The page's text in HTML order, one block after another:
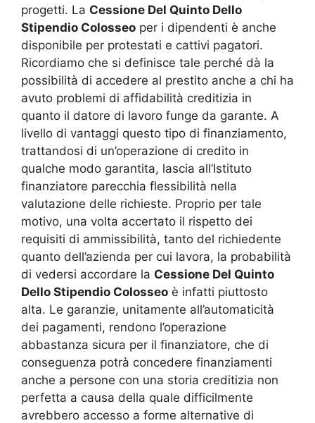
progetti. La Cessione Del Quinto Dello
Stipendio Colosseo per i dipendenti è anche
disponibile per protestati e cattivi pagatori.
Ricordiamo che si definisce tale perché dà la
possibilità di accedere al prestito anche a chi ha
avuto problemi di affidabilità creditizia in
quanto il datore di lavoro funge da garante. A
livello di vantaggi questo tipo di finanziamento,
trattandosi di un’operazione di credito in
qualche modo garantita, lascia all’Istituto
finanziatore parecchia flessibilità nella
valutazione delle richieste. Proprio per tale
motivo, una volta accertato il rispetto dei
requisiti di ammissibilità, tanto del richiedente
quanto dell’azienda per cui lavora, la probabilità
di vedersi accordare la Cessione Del Quinto
Dello Stipendio Colosseo è infatti piuttosto
alta. Le garanzie, unitamente all’automaticità
dei pagamenti, rendono l’operazione
abbastanza sicura per il finanziatore, che di
conseguenza potrà concedere finanziamenti
anche a persone con una storia creditizia non
perfetta a causa della quale difficilmente
avrebbero accesso a forme alternative di